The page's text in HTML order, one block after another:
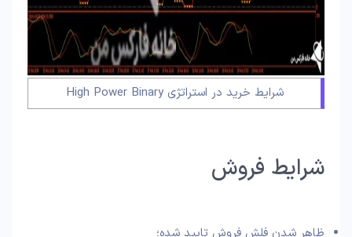
شرایط خرید در استراتژی High Power Binary
شرایط فروش